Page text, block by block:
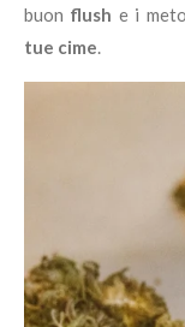
buon flush e i
tue cime.